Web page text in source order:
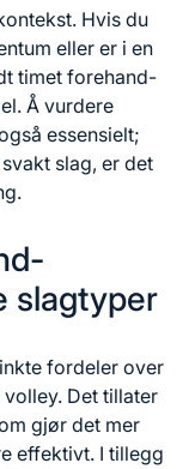
Hvis du
eller er i en
timet forehand-
Å vurdere
essensielt;
slag, er det
slagtyper
fordeler over
Det tillater
gjør det mer
effektivt. I tillegg